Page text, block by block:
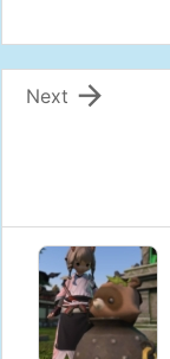

Next